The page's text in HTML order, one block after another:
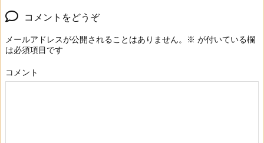
コメントをどうぞ
メールアドレスが公開されることはありません。 ※ が付いている欄
は必須項目です
コメント